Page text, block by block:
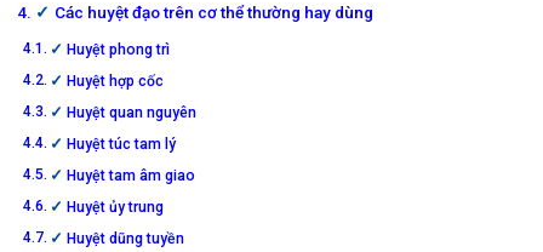
Các huyệt đạo trên cơ thể thường hay dùng
Huyệt phong trì
Huyệt hợp cốc
Huyệt quan nguyên
Huyệt túc tam lý
Huyệt tam âm giao
Huyệt ủy trung
Huyệt dũng tuyền